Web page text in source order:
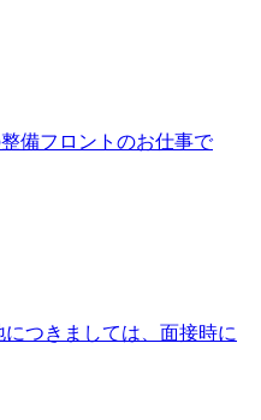
備フロントのお仕事で
つきましては、面接時に